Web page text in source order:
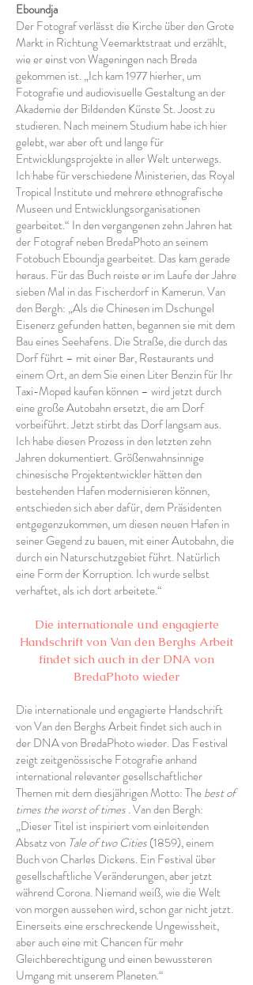
Eboundja
Der Fotograf verlässt die Kirche über den Grote
Markt in Richtung Veemarktstraat und erzählt,
wie er einst von Wageningen nach Breda
gekommen ist. „Ich kam 1977 hierher, um
Fotografie und audiovisuelle Gestaltung an der
Akademie der Bildenden Künste St. Joost zu
studieren. Nach meinem Studium habe ich hier
gelebt, war aber oft und lange für
Entwicklungsprojekte in aller Welt unterwegs.
Ich habe für verschiedene Ministerien, das Royal
Tropical Institute und mehrere ethnografische
Museen und Entwicklungsorganisationen
gearbeitet.“ In den vergangenen zehn Jahren hat
der Fotograf neben BredaPhoto an seinem
Fotobuch Eboundja gearbeitet. Das kam gerade
heraus. Für das Buch reiste er im Laufe der Jahre
sieben Mal in das Fischerdorf in Kamerun. Van
den Bergh: „Als die Chinesen im Dschungel
Eisenerz gefunden hatten, begannen sie mit dem
Bau eines Seehafens. Die Straße, die durch das
Dorf führt – mit einer Bar, Restaurants und
einem Ort, an dem Sie einen Liter Benzin für Ihr
Taxi-Moped kaufen können – wird jetzt durch
eine große Autobahn ersetzt, die am Dorf
vorbeiführt. Jetzt stirbt das Dorf langsam aus.
Ich habe diesen Prozess in den letzten zehn
Jahren dokumentiert. Größenwahnsinnige
chinesische Projektentwickler hätten den
bestehenden Hafen modernisieren können,
entschieden sich aber dafür, dem Präsidenten
entgegenzukommen, um diesen neuen Hafen in
seiner Gegend zu bauen, mit einer Autobahn, die
durch ein Naturschutzgebiet führt. Natürlich
eine Form der Korruption. Ich wurde selbst
verhaftet, als ich dort arbeitete.“
Die internationale und engagierte
Handschrift von Van den Berghs Arbeit
findet sich auch in der DNA von
BredaPhoto wieder
Die internationale und engagierte Handschrift
von Van den Berghs Arbeit findet sich auch in
der DNA von BredaPhoto wieder. Das Festival
zeigt zeitgenössische Fotografie anhand
international relevanter gesellschaftlicher
Themen mit dem diesjährigen Motto: Thebest of
times the worst of times. Van den Bergh:
„Dieser Titel ist inspiriert vom einleitenden
Absatz von Tale of two Cities(1859), einem
Buch von Charles Dickens. Ein Festival über
gesellschaftliche Veränderungen, aber jetzt
während Corona. Niemand weiß, wie die Welt
von morgen aussehen wird, schon gar nicht jetzt.
Einerseits eine erschreckende Ungewissheit,
aber auch eine mit Chancen für mehr
Gleichberechtigung und einen bewussteren
Umgang mit unserem Planeten.“